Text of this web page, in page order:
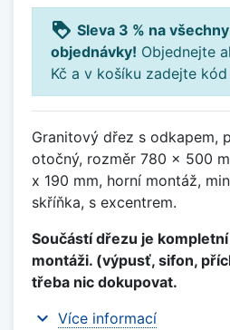
loyalty Sleva 3 % na
objednávky! Objednejte
Kč a v košíku zadejte kód
Granitový dřez s odkapem,
otočný, rozměr 780 x 500
x 190 mm, horní montáž,
skříňka, s excentrem.
Součástí dřezu je
montáži. (výpusť, sifon,
třeba nic dokupovat.
expand_more Více informací